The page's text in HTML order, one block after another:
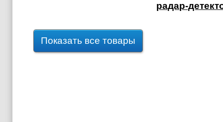
радар-
Показать все товары